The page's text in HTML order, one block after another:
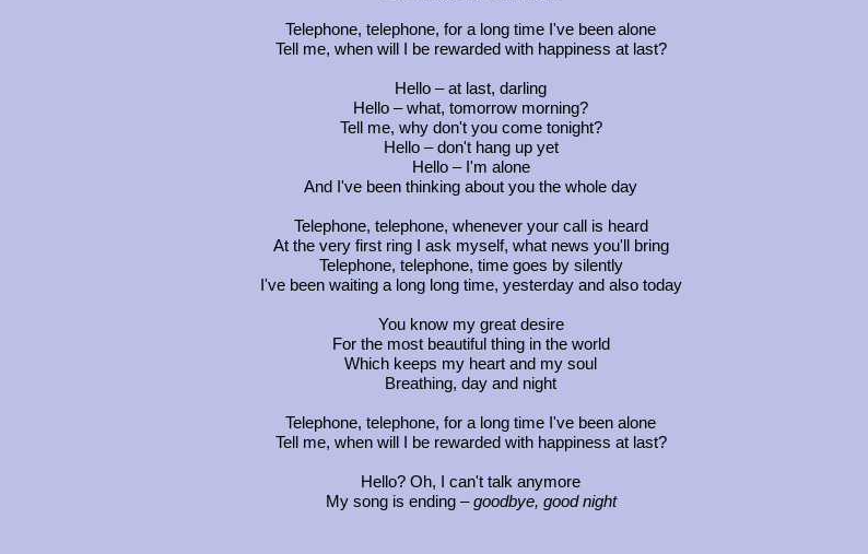
Telephone, telephone, for a long time I've been alone
Tell me, when will I be rewarded with happiness at last?
Hello – at last, darling
Hello – what, tomorrow morning?
Tell me, why don't you come tonight?
Hello – don't hang up yet
Hello – I'm alone
And I've been thinking about you the whole day
Telephone, telephone, whenever your call is heard
At the very first ring I ask myself, what news you'll bring
Telephone, telephone, time goes by silently
I've been waiting a long long time, yesterday and also today
You know my great desire
For the most beautiful thing in the world
Which keeps my heart and my soul
Breathing, day and night
Telephone, telephone, for a long time I've been alone
Tell me, when will I be rewarded with happiness at last?
Hello? Oh, I can't talk anymore
My song is ending –goodbye, good night